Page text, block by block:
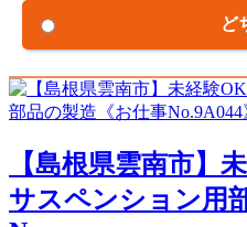
ど
【島根県雲南市】
サスペンション用